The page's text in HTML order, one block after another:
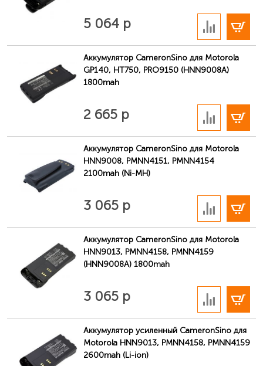
Обозначается буквами и цифрами в табличке на
внутренней стороне съёмного аккумулятора
аккумулятора радиостанции Motorola (например,
«NNTN4851A»).
5 064 р
Аккумулятор CameronSino для Motorola
GP140, HT750, PRO9150 (HNN9008A)
1800mah
2 665 р
Аккумулятор CameronSino для Motorola
HNN9008, PMNN4151, PMNN4154
2100mah (Ni-MH)
3 065 р
Аккумулятор CameronSino для Motorola
HNN9013, PMNN4158, PMNN4159
(HNN9008A) 1800mah
3 065 р
Аккумулятор усиленный CameronSino для
Motorola HNN9013, PMNN4158, PMNN4159
2600mah (Li-ion)